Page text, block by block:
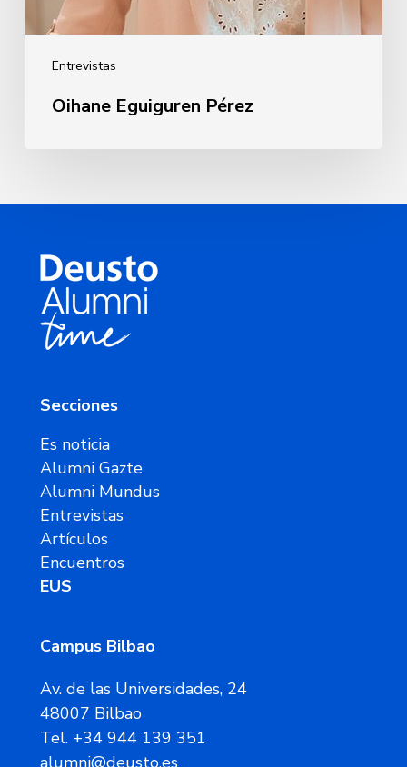
Entrevistas
Oihane Eguiguren Pérez
Secciones
Es noticia
Alumni Gazte
Alumni Mundus
Entrevistas
Artículos
Encuentros
EUS
Campus Bilbao
Av. de las Universidades, 24
48007 Bilbao
Tel. +34 944 139 351
alumni@deusto.es